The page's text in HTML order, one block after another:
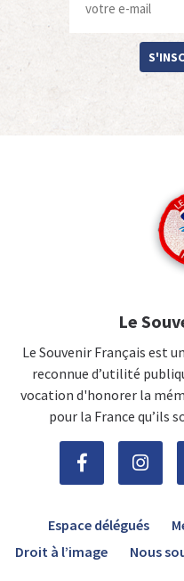
Le
Le Souvenir Français est
reconnue d’utilité
vocation d'honorer la
pour la France qu’ils
Espace délégués
Droit à l’image
Nous